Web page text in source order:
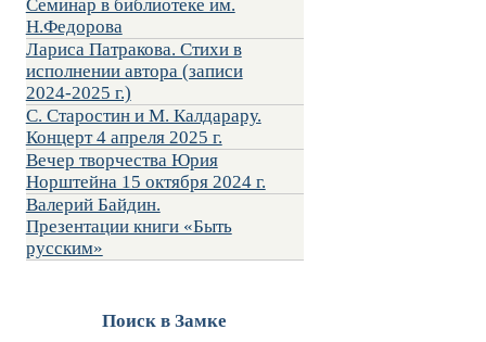
Семинар в библиотеке им.
Н.Федорова
Лариса Патракова. Стихи в
исполнении автора (записи
2024-2025 г.)
С. Старостин и М. Калдарару.
Концерт 4 апреля 2025 г.
Вечер творчества Юрия
Норштейна 15 октября 2024 г.
Валерий Байдин.
Презентации книги «Быть
русским»
Поиск в Замке